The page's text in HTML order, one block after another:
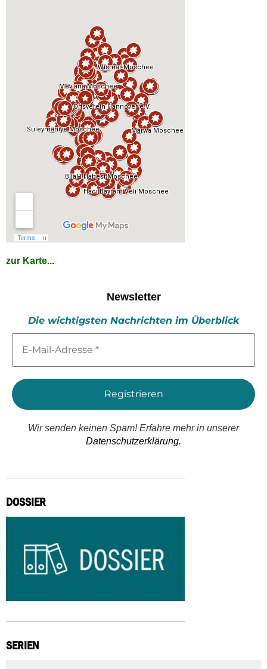
zur Karte...
Newsletter
Die wichtigsten Nachrichten im Überblick
Mail-
*
Wir senden keinen Spam! Erfahre mehr in unserer
Datenschutzerklärung.
DOSSIER
SERIEN